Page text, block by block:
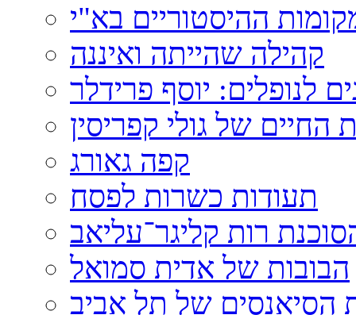
ההיסטוריים בא"י
קהילה שהייתה ואיננה
לנופלים: יוסף פרידלר
החיים של גולי קפריסין
קפה גאורג
תעודות כשרות לפסח
רות קליגר־עליאב
הבובות של אדית סמואל
של תל אביב